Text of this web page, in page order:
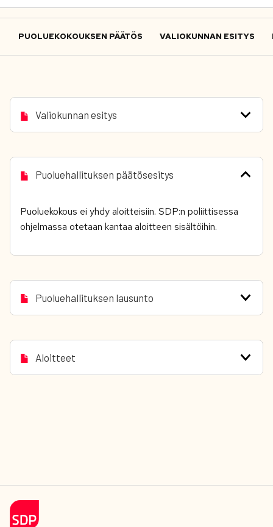
PUOLUEKOKOUKSEN PÄÄTÖS VALIOKUNNAN ESITYS
Valiokunnan esitys
Puoluehallituksen päätösesitys
Puoluekokous ei yhdy aloitteisiin. SDP:n poliittisessa
ohjelmassa otetaan kantaa aloitteen sisältöihin.
Puoluehallituksen lausunto
Aloitteet